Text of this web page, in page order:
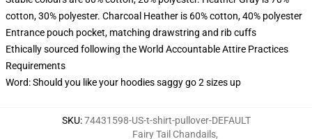
cotton, 30% polyester. Charcoal Heather is 60% cotton, 40% polyester
Entrance pouch pocket, matching drawstring and rib cuffs
Ethically sourced following the World Accountable Attire Practices
Requirements
Word: Should you like your hoodies saggy go 2 sizes up
SKU:74431598-US-t-shirt-pullover-DEFAULT
Fairy Tail Chandails,